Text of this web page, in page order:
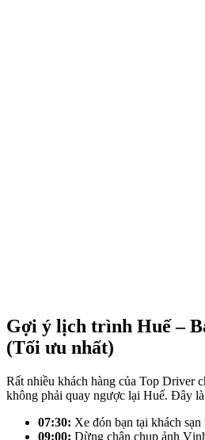
Gợi ý lịch trình Huế –
(Tối ưu nhất)
Rất nhiều khách hàng của Top Driver
không phải quay ngược lại Huế. Đây
07:30: Xe đón bạn tại khách
09:00: Dừng chân chụp ảnh